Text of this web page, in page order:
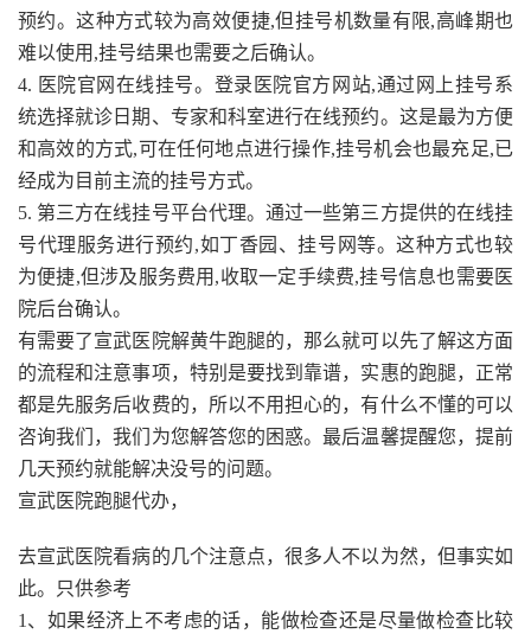
预约。这种方式较为高效便捷,但挂号机数量有限,高峰期也
难以使用,挂号结果也需要之后确认。
4. 医院官网在线挂号。登录医院官方网站,通过网上挂号系
统选择就诊日期、专家和科室进行在线预约。这是最为方便
和高效的方式,可在任何地点进行操作,挂号机会也最充足,已
经成为目前主流的挂号方式。
5. 第三方在线挂号平台代理。通过一些第三方提供的在线挂
号代理服务进行预约,如丁香园、挂号网等。这种方式也较
为便捷,但涉及服务费用,收取一定手续费,挂号信息也需要医
院后台确认。
有需要了宣武医院解黄牛跑腿的，那么就可以先了解这方面
的流程和注意事项，特别是要找到靠谱，实惠的跑腿，正常
都是先服务后收费的，所以不用担心的，有什么不懂的可以
咨询我们，我们为您解答您的困惑。最后温馨提醒您，提前
几天预约就能解决没号的问题。
宣武医院跑腿代办，
去宣武医院看病的几个注意点，很多人不以为然，但事实如
此。只供参考
1、如果经济上不考虑的话，能做检查还是尽量做检查比较